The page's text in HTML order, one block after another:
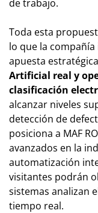
de trabajo.
Toda esta
lo que la
apuesta
Artificial real y
clasificación
alcanzar niveles
detección de
posiciona a MAF
avanzados en la
automatización
visitantes podrán
sistemas analizan
tiempo real.